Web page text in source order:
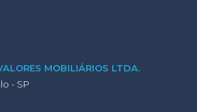
MOBILIÁRIOS LTDA.
- SP